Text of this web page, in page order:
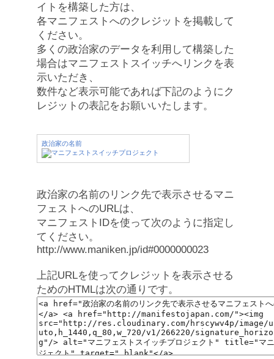
イトを構築した方は、
各マニフェストへのクレジットを掲載して
ください。
多くの政治家のデータを利用して構築した
場合はマニフェストスイッチへリンクを表
示いただき、
数件など表示可能であれば下記のようにク
レジットの表記をお願いいたします。
政治家の名前
政治家の名前のリンク先で表示させるマニ
フェストへのURLは、
マニフェストIDを使って次のように指定し
てください。
http://www.maniken.jp/id#0000000023
上記URLを使ってクレジットを表示させる
ためのHTMLは次の通りです。